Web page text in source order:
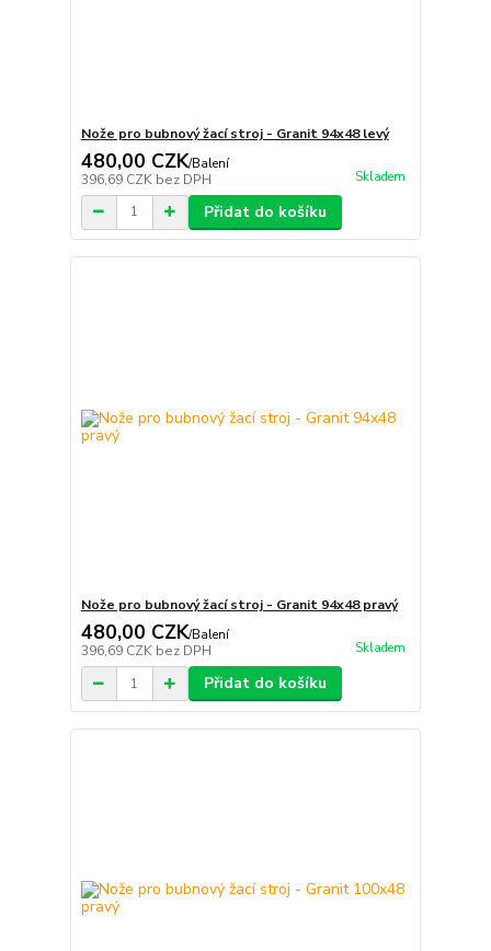
Nože pro bubnový žací stroj - Granit 94x48 levý
480,00 CZK/Balení
396,69 CZK bez DPH Skladem
Přidat do košíku
Nože pro bubnový žací stroj - Granit 94x48 pravý
480,00 CZK/Balení
396,69 CZK bez DPH Skladem
Přidat do košíku